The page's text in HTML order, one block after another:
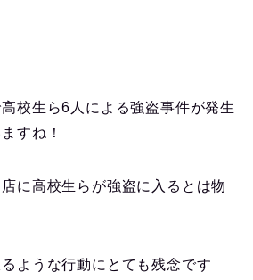
校生ら6人による強盗事件が発生
すね！
に高校生らが強盗に入るとは物
ような行動にとても残念です